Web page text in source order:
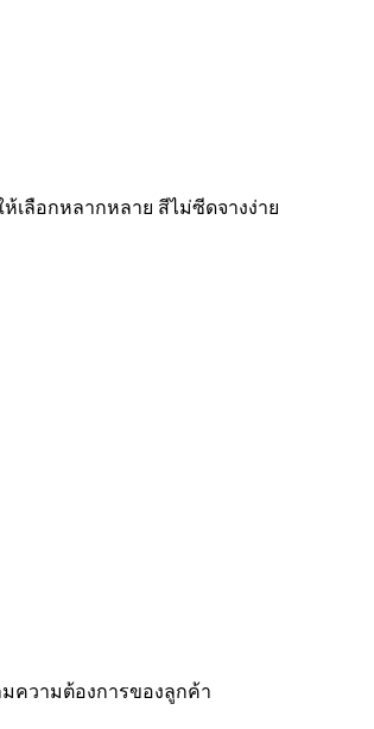
เลือกหลากหลาย สีไม่ซีดจางง่าย
มความต้องการของลูกค้า